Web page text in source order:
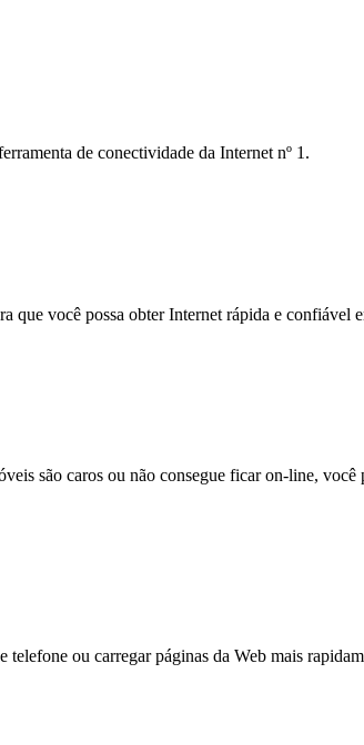
de conectividade da Internet nº 1.
você possa obter Internet rápida e confiável
são caros ou não consegue ficar on-line,
ou carregar páginas da Web mais